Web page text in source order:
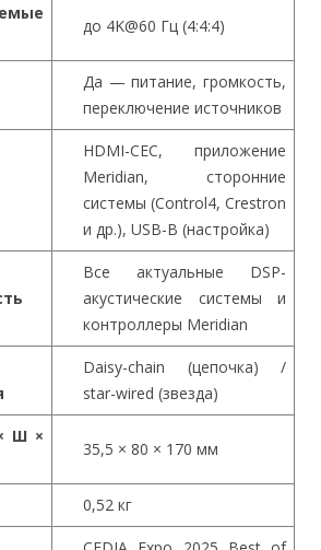
до 4K@60 Гц (4:4:4)
Да — питание, громкость,
переключение источников
HDMI-CEC, приложение
Meridian, сторонние
системы (Control4, Crestron
и др.), USB-B (настройка)
Все актуальные DSP-
акустические системы и
контроллеры Meridian
Daisy-chain (цепочка) /
star-wired (звезда)
Ш ×
35,5 × 80 × 170 мм
0,52 кг